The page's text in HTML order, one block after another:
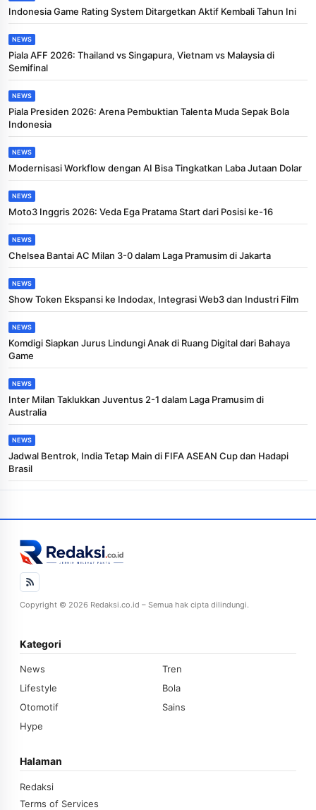
Indonesia Game Rating System Ditargetkan Aktif Kembali Tahun Ini
NEWS
Piala AFF 2026: Thailand vs Singapura, Vietnam vs Malaysia di
Semifinal
NEWS
Piala Presiden 2026: Arena Pembuktian Talenta Muda Sepak Bola
Indonesia
NEWS
Modernisasi Workflow dengan AI Bisa Tingkatkan Laba Jutaan Dolar
NEWS
Moto3 Inggris 2026: Veda Ega Pratama Start dari Posisi ke-16
NEWS
Chelsea Bantai AC Milan 3-0 dalam Laga Pramusim di Jakarta
NEWS
Show Token Ekspansi ke Indodax, Integrasi Web3 dan Industri Film
NEWS
Komdigi Siapkan Jurus Lindungi Anak di Ruang Digital dari Bahaya
Game
NEWS
Inter Milan Taklukkan Juventus 2-1 dalam Laga Pramusim di
Australia
NEWS
Jadwal Bentrok, India Tetap Main di FIFA ASEAN Cup dan Hadapi
Brasil
Copyright © 2026 Redaksi.co.id – Semua hak cipta dilindungi.
Kategori
News
Tren
Lifestyle
Bola
Otomotif
Sains
Hype
Halaman
Redaksi
Terms of Services